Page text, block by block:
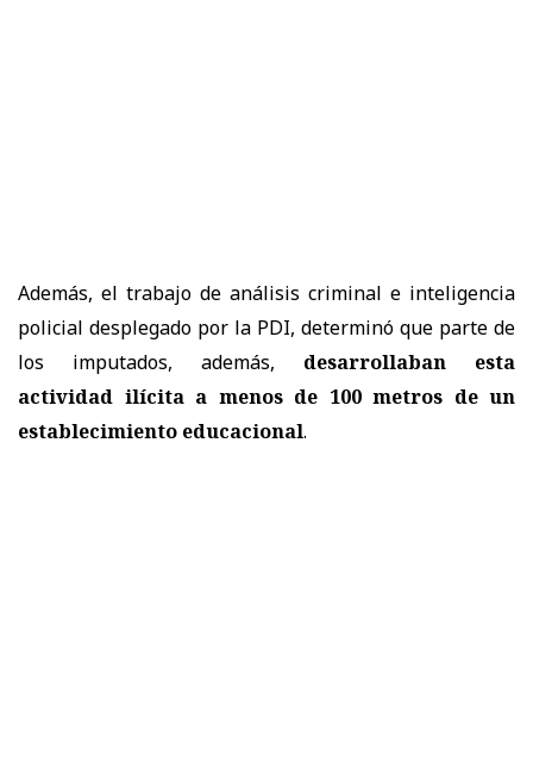
Además, el trabajo de análisis criminal e inteligencia
policial desplegado por la PDI, determinó que parte de
los imputados, además,
desarrollaban esta
actividad ilícita a menos de 100 metros de un
establecimiento educacional.